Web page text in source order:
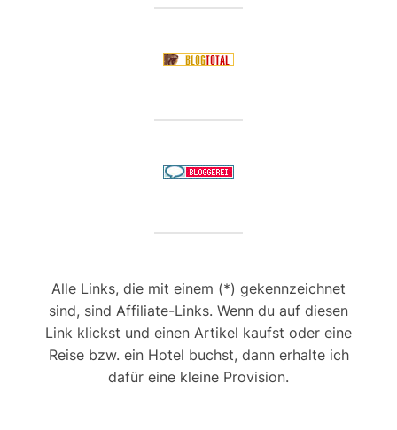
Alle Links, die mit einem (*) gekennzeichnet
sind, sind Affiliate-Links. Wenn du auf diesen
Link klickst und einen Artikel kaufst oder eine
Reise bzw. ein Hotel buchst, dann erhalte ich
dafür eine kleine Provision.